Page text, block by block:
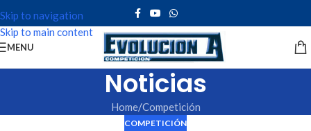
Skip to navigation
Skip to main content
MENU
Noticias
Home Competición
COMPETICIÓN